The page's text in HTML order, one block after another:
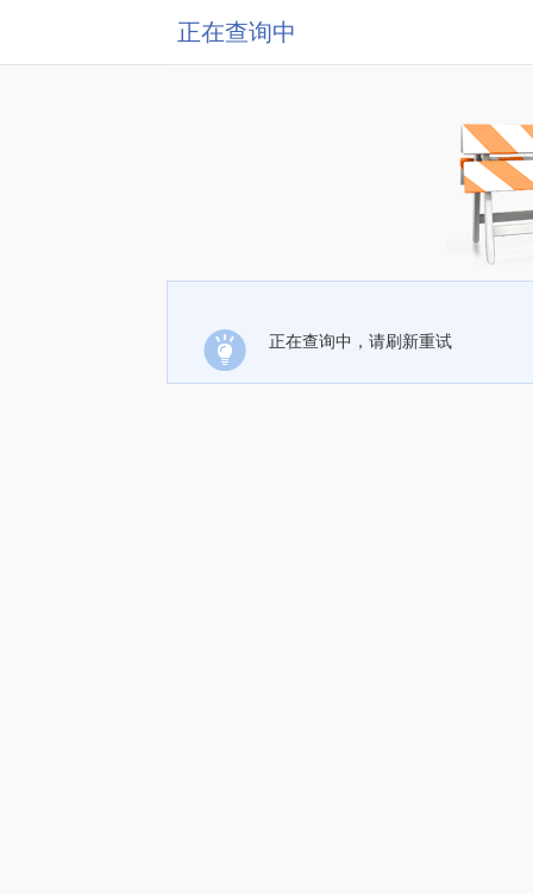
正在查询中
正在查询中，请刷新重试